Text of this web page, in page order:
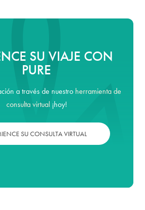
SU VIAJE CON
PURE
a través de nuestro herramienta de
consulta virtual¡hoy!
SU CONSULTA VIRTUAL